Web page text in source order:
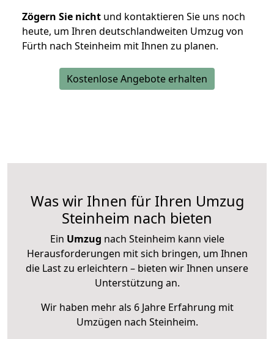
Zögern Sie nicht und kontaktieren Sie uns noch
heute, um Ihren deutschlandweiten Umzug von
Fürth nach Steinheim mit Ihnen zu planen.
Kostenlose Angebote erhalten
Was wir Ihnen für Ihren Umzug
Steinheim nach bieten
Ein Umzug nach Steinheim kann viele
Herausforderungen mit sich bringen, um Ihnen
die Last zu erleichtern – bieten wir Ihnen unsere
Unterstützung an.
Wir haben mehr als 6 Jahre Erfahrung mit
Umzügen nach Steinheim.